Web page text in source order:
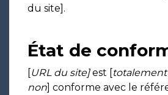
du site].
État de
[URL du site]est [
non] conforme avec le